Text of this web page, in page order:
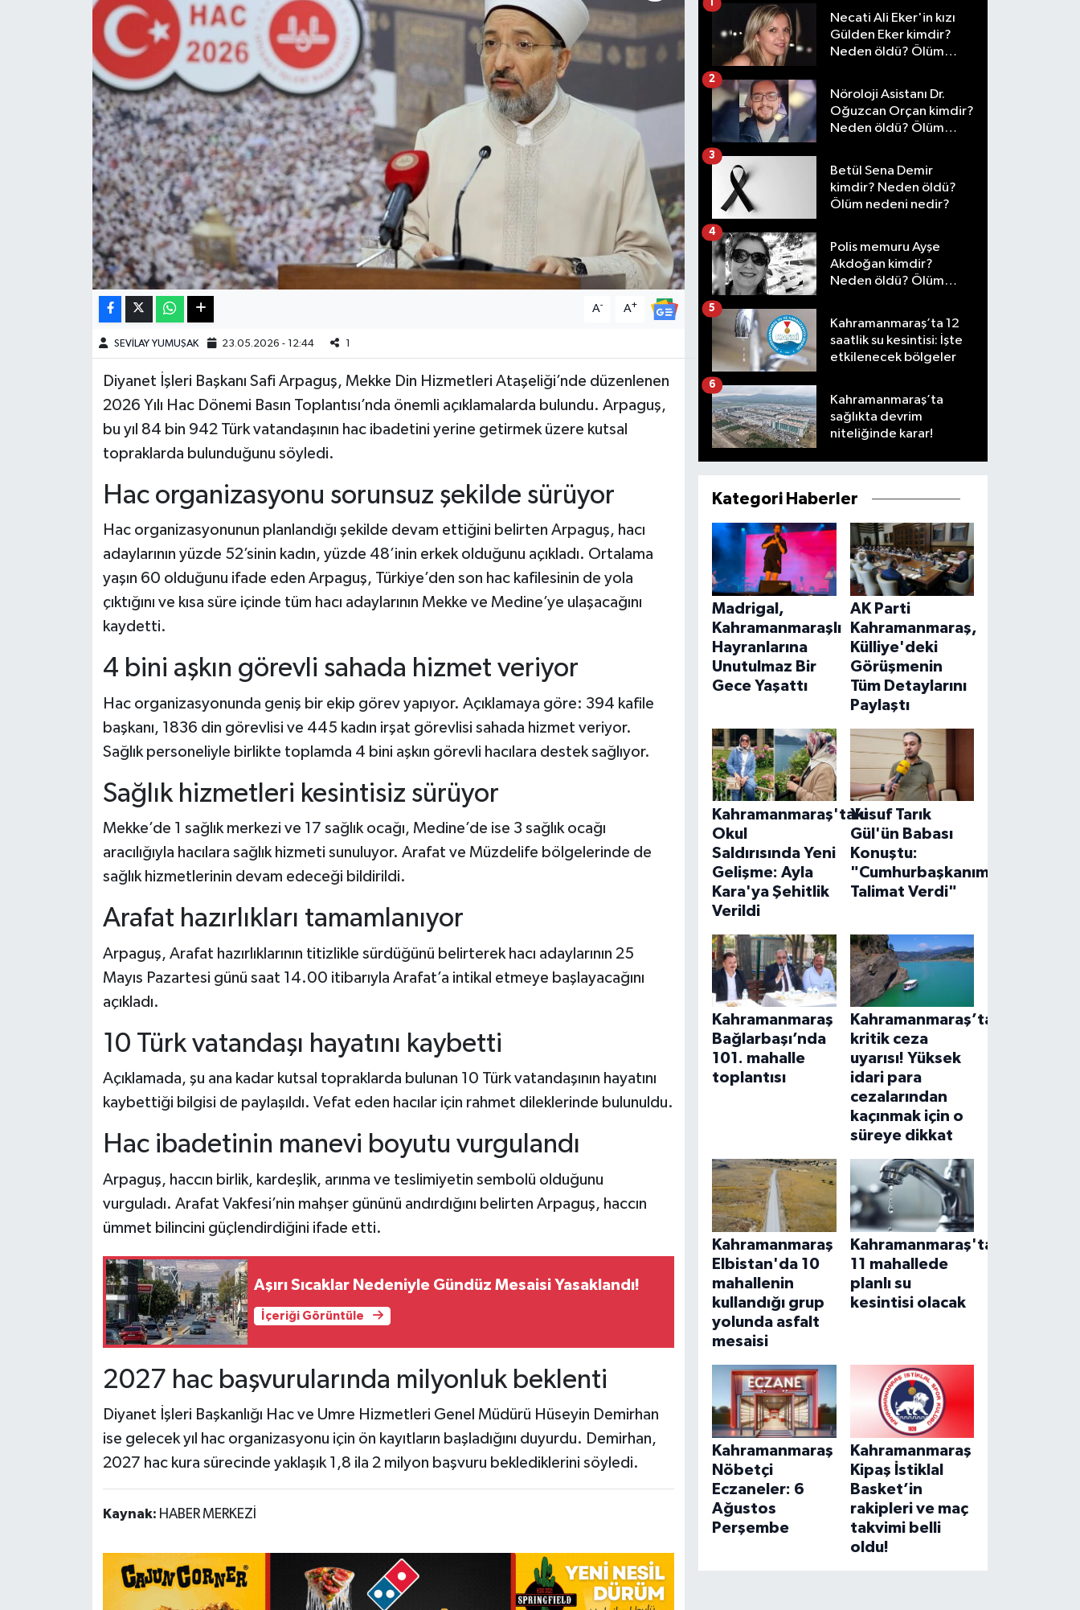
A- A+
SEVİLAY YUMUŞAK 23.05.2026 - 12:44 1
Diyanet İşleri Başkanı Safi Arpaguş, Mekke Din Hizmetleri Ataşeliği’nde düzenlenen
2026 Yılı Hac Dönemi Basın Toplantısı’nda önemli açıklamalarda bulundu. Arpaguş,
bu yıl 84 bin 942 Türk vatandaşının hac ibadetini yerine getirmek üzere kutsal
topraklarda bulunduğunu söyledi.
Hac organizasyonu sorunsuz şekilde sürüyor
Hac organizasyonunun planlandığı şekilde devam ettiğini belirten Arpaguş, hacı
adaylarının yüzde 52’sinin kadın, yüzde 48’inin erkek olduğunu açıkladı. Ortalama
yaşın 60 olduğunu ifade eden Arpaguş, Türkiye’den son hac kafilesinin de yola
çıktığını ve kısa süre içinde tüm hacı adaylarının Mekke ve Medine’ye ulaşacağını
kaydetti.
4 bini aşkın görevli sahada hizmet veriyor
Hac organizasyonunda geniş bir ekip görev yapıyor. Açıklamaya göre: 394 kafile
başkanı, 1836 din görevlisi ve 445 kadın irşat görevlisi sahada hizmet veriyor.
Sağlık personeliyle birlikte toplamda 4 bini aşkın görevli hacılara destek sağlıyor.
Sağlık hizmetleri kesintisiz sürüyor
Mekke’de 1 sağlık merkezi ve 17 sağlık ocağı, Medine’de ise 3 sağlık ocağı
aracılığıyla hacılara sağlık hizmeti sunuluyor. Arafat ve Müzdelife bölgelerinde de
sağlık hizmetlerinin devam edeceği bildirildi.
Arafat hazırlıkları tamamlanıyor
Arpaguş, Arafat hazırlıklarının titizlikle sürdüğünü belirterek hacı adaylarının 25
Mayıs Pazartesi günü saat 14.00 itibarıyla Arafat’a intikal etmeye başlayacağını
açıkladı.
10 Türk vatandaşı hayatını kaybetti
Açıklamada, şu ana kadar kutsal topraklarda bulunan 10 Türk vatandaşının hayatını
kaybettiği bilgisi de paylaşıldı. Vefat eden hacılar için rahmet dileklerinde bulunuldu.
Hac ibadetinin manevi boyutu vurgulandı
Arpaguş, haccın birlik, kardeşlik, arınma ve teslimiyetin sembolü olduğunu
vurguladı. Arafat Vakfesi’nin mahşer gününü andırdığını belirten Arpaguş, haccın
ümmet bilincini güçlendirdiğini ifade etti.
Aşırı Sıcaklar Nedeniyle Gündüz Mesaisi Yasaklandı!
İçeriği Görüntüle
2027 hac başvurularında milyonluk beklenti
Diyanet İşleri Başkanlığı Hac ve Umre Hizmetleri Genel Müdürü Hüseyin Demirhan
ise gelecek yıl hac organizasyonu için ön kayıtların başladığını duyurdu. Demirhan,
2027 hac kura sürecinde yaklaşık 1,8 ila 2 milyon başvuru beklediklerini söyledi.
Kaynak: HABER MERKEZİ
Necati Ali Eker'in kızı
Gülden Eker kimdir?
Neden öldü? Ölüm
1
Nöroloji Asistanı Dr.
Oğuzcan Orçan kimdir?
Neden öldü? Ölüm
2
Betül Sena Demir
kimdir? Neden öldü?
Ölüm nedeni nedir?
3
Polis memuru Ayşe
Akdoğan kimdir?
Neden öldü? Ölüm
4
Kahramanmaraş’ta 12
saatlik su kesintisi: İşte
etkilenecek bölgeler
5
Kahramanmaraş’ta
sağlıkta devrim
niteliğinde karar!
6
Kategori Haberler
Madrigal,
Kahramanmaraşlı
Hayranlarına
Unutulmaz Bir
Gece Yaşattı
AK Parti
Kahramanmaraş,
Külliye'deki
Görüşmenin
Tüm Detaylarını
Paylaştı
Kahramanmaraş'taki
Okul
Saldırısında Yeni
Gelişme: Ayla
Kara'ya Şehitlik
Verildi
Yusuf Tarık
Gül'ün Babası
Konuştu:
"Cumhurbaşkanımız
Talimat Verdi"
Kahramanmaraş
Bağlarbaşı’nda
101. mahalle
toplantısı
Kahramanmaraş’ta
kritik ceza
uyarısı! Yüksek
idari para
cezalarından
kaçınmak için o
süreye dikkat
Kahramanmaraş
Elbistan'da 10
mahallenin
kullandığı grup
yolunda asfalt
mesaisi
Kahramanmaraş'ta
11 mahallede
planlı su
kesintisi olacak
Kahramanmaraş
Nöbetçi
Eczaneler: 6
Ağustos
Perşembe
Kahramanmaraş
Kipaş İstiklal
Basket’in
rakipleri ve maç
takvimi belli
oldu!
Haberde İnsan
Kültür Sanat
Magazin
Manşet Altı
Manşetler
Resmi İlan
SürManşet
Teknoloji